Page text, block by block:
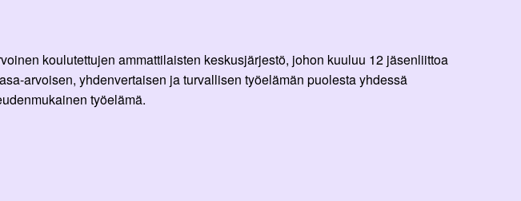
koulutettujen ammattilaisten keskusjärjestö, johon kuuluu 12 jäsenliittoa
arvoisen, yhdenvertaisen ja turvallisen työelämän puolesta yhdessä
työelämä.